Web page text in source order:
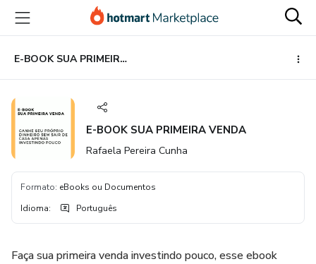
para
conteúdo
principal
para
pagamento
para
rodapé
E-BOOK SUA PRIMEIRA VENDA
E-BOOK SUA PRIMEIRA VENDA
Rafaela Pereira Cunha
Formato: eBooks ou Documentos
Idioma: Português
Faça sua primeira venda investindo pouco, esse ebook